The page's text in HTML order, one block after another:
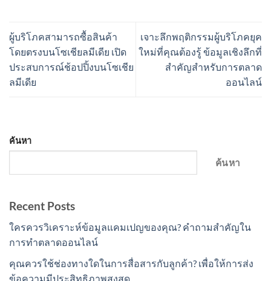
ผู้บริโภคสามารถซื้อสินค้า
โดยตรงบนโซเชียลมีเดีย เปิด
ประสบการณ์ช้อปปิ้งบนโซเชีย
ลมีเดีย
เจาะลึกพฤติกรรมผู้บริโภคยุค
ใหม่ที่คุณต้องรู้ ข้อมูลเชิงลึกที่
สำคัญสำหรับการตลาด
ออนไลน์
ค้นหา
ค้นหา
Recent Posts
ใครควรวิเคราะห์ข้อมูลแคมเปญของคุณ? คำถามสำคัญใน
การทำตลาดออนไลน์
คุณควรใช้ช่องทางใดในการสื่อสารกับลูกค้า? เพื่อให้การส่ง
ข้อความมีประสิทธิภาพสูงสุด